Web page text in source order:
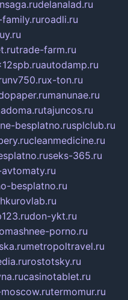
delanalad.ru
roadli.ru
trade-farm.ru
autodamp.ru
nv750.rux-ton.ru
manunae.ru
tajuncos.ru
besplatno.rusplclub.ru
cleanmedicine.ru
seks-365.ru
besplatno.ru
don-ykt.ru
porno.ru
metropoltravel.ru
rostotsky.ru
casinotablet.ru
termomur.ru